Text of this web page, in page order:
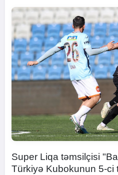
Super Liqa təmsilçisi
Türkiyə Kubokunun 5-ci